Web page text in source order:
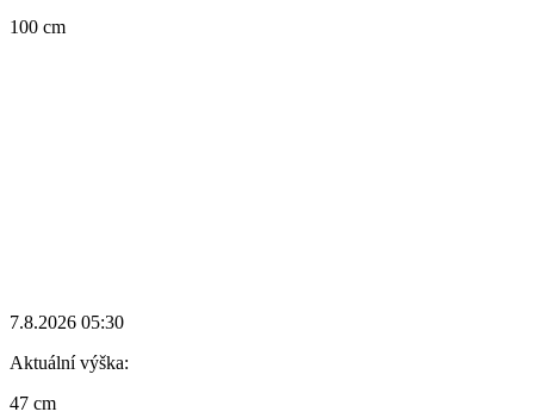
100 cm
7.8.2026 05:30
Aktuální výška:
47 cm